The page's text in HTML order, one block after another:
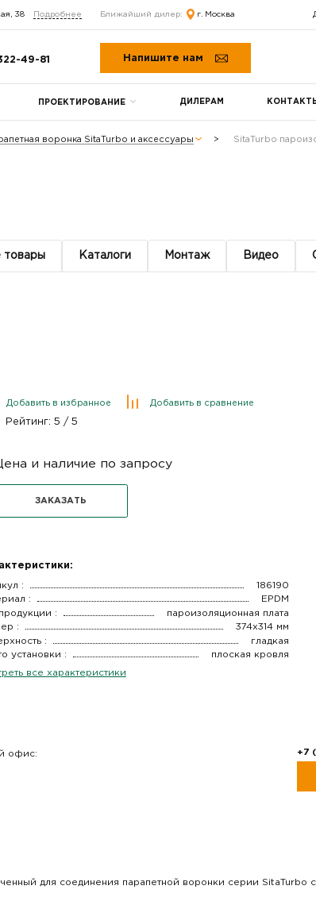
38 Подробнее Ближайший дилер: г. Москва
49-81 Напишите нам
ПРОЕКТИРОВАНИЕ ДИЛЕРАМ
воронка SitaTurbo и аксессуары SitaTurbo
товары Каталоги Монтаж Видео
Добавить в избранное Добавить в сравнение
Рейтинг: 5 / 5
и наличие по запросу
ЗАКАЗАТЬ
:
186190
:
EPDM
:
пароизоляционная плата
:
374x314 мм
:
гладкая
установки :
плоская кровля
все характеристики
офис:
+7
для соединения парапетной воронки серии SitaTurbo